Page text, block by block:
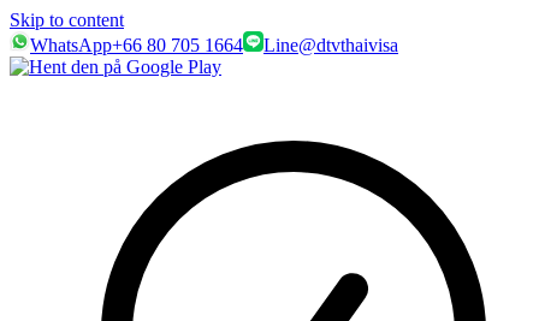
Skip to content
WhatsApp+66 80 705 1664 Line@dtvthaivisa